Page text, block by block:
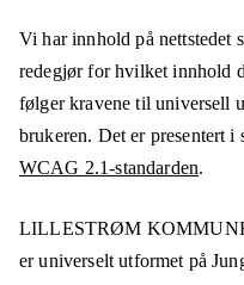
Vi har innhold på nettstedet
redegjør for hvilket innhold
følger kravene til universell
brukeren. Det er presentert
WCAG 2.1-standarden.
LILLESTRØM
er universelt utformet på